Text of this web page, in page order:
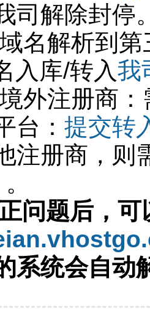
司解除封停
名解析到
入库/转入我
外注册商
台： 提交转
注册商，则
问题后，可
系统会自动